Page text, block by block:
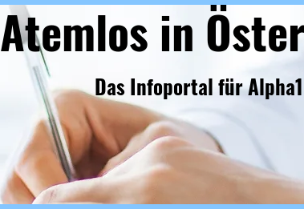
Atemlos in
Das Infoportal für Alpha1